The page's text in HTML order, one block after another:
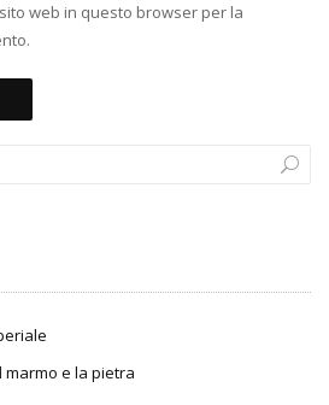
web in questo browser per la
e la pietra